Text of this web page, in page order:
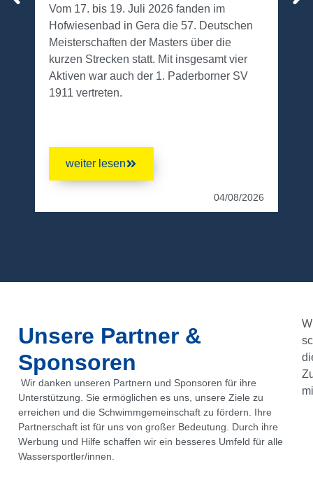
Vom 17. bis 19. Juli 2026 fanden im
Hofwiesenbad in Gera die 57. Deutschen
Meisterschaften der Masters über die
kurzen Strecken statt. Mit insgesamt vier
Aktiven war auch der 1. Paderborner SV
1911 vertreten.
weiter lesen
04/08/2026
Unsere Partner &
Sponsoren
Wir danken unseren Partnern und Sponsoren für ihre
Unterstützung. Sie ermöglichen es uns, unsere Ziele zu
erreichen und die Schwimmgemeinschaft zu fördern. Ihre
Partnerschaft ist für uns von großer Bedeutung. Durch ihre
Werbung und Hilfe schaffen wir ein besseres Umfeld für alle
Wassersportler/innen.